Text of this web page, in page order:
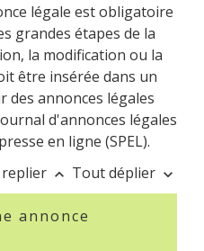
légale est obligatoire
grandes étapes de la
la modification ou la
être insérée dans un
annonces légales
d'annonces légales
en ligne (SPEL).
keyboard_arrow_up Tout déplier keyboard_arrow_down
annonce